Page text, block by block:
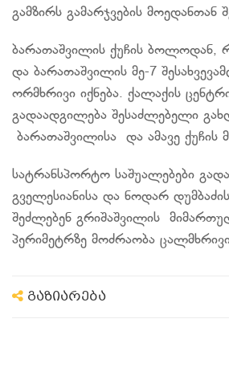
გამზირს გამარჯვების მოედანთან
ბარათაშვილის ქუჩის ბოლოდან,
და ბარათაშვილის მე-7
ორმხრივი იქნება. ქალაქის
გადაადგილება შესაძლებელი
ბარათაშვილისა და ამავე ქუჩის
სატრანსპორტო საშუალებები
გველესიანისა და ნოდარ
შეძლებენ გრიშაშვილის
პერიმეტრზე მოძრაობა ცალმხრივი
გაზიარება